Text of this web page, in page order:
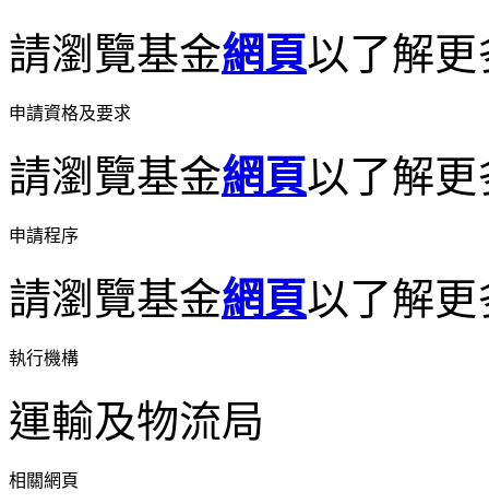
請瀏覽基金網頁以了解
申請資格及要求
請瀏覽基金網頁以了解
申請程序
請瀏覽基金網頁以了解
執行機構
運輸及物流局
相關網頁